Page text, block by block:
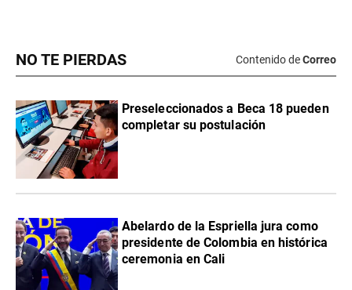
NO TE PIERDAS Contenido deCorreo
Preseleccionados a Beca 18 pueden
completar su postulación
Abelardo de la Espriella jura como
presidente de Colombia en histórica
ceremonia en Cali